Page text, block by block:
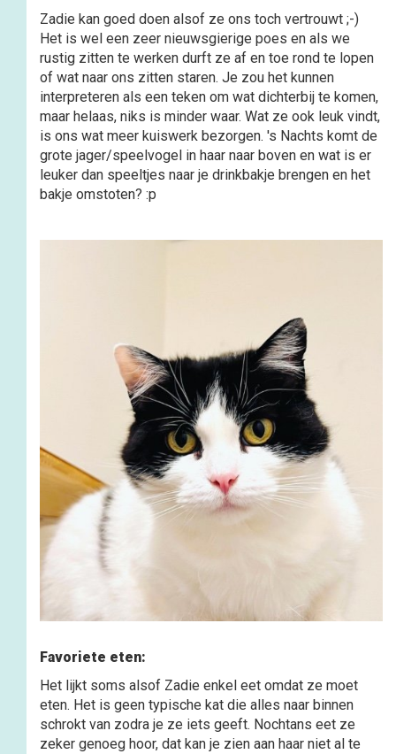
Zadie kan goed doen alsof ze ons toch vertrouwt ;-)
Het is wel een zeer nieuwsgierige poes en als we
rustig zitten te werken durft ze af en toe rond te lopen
of wat naar ons zitten staren. Je zou het kunnen
interpreteren als een teken om wat dichterbij te komen,
maar helaas, niks is minder waar. Wat ze ook leuk vindt,
is ons wat meer kuiswerk bezorgen. 's Nachts komt de
grote jager/speelvogel in haar naar boven en wat is er
leuker dan speeltjes naar je drinkbakje brengen en het
bakje omstoten? :p
Favoriete eten:
Het lijkt soms alsof Zadie enkel eet omdat ze moet
eten. Het is geen typische kat die alles naar binnen
schrokt van zodra je ze iets geeft. Nochtans eet ze
zeker genoeg hoor, dat kan je zien aan haar niet al te